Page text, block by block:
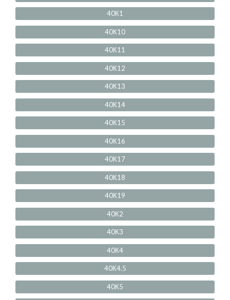
40К1
40К10
40К11
40К12
40К13
40К14
40К15
40К16
40К17
40К18
40К19
40К2
40К3
40К4
40К4.5
40К5